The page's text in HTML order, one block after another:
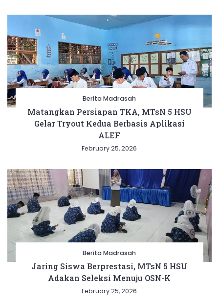
Berita Madrasah
Matangkan Persiapan TKA, MTsN 5 HSU
Gelar Tryout Kedua Berbasis Aplikasi
ALEF
February 25, 2026
Berita Madrasah
Jaring Siswa Berprestasi, MTsN 5 HSU
Adakan Seleksi Menuju OSN-K
February 25, 2026